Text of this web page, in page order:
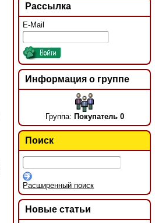
Рассылка
E-Mail
Информация о группе
Группа: Покупатель 0
Поиск
Расширенный поиск
Новые статьи